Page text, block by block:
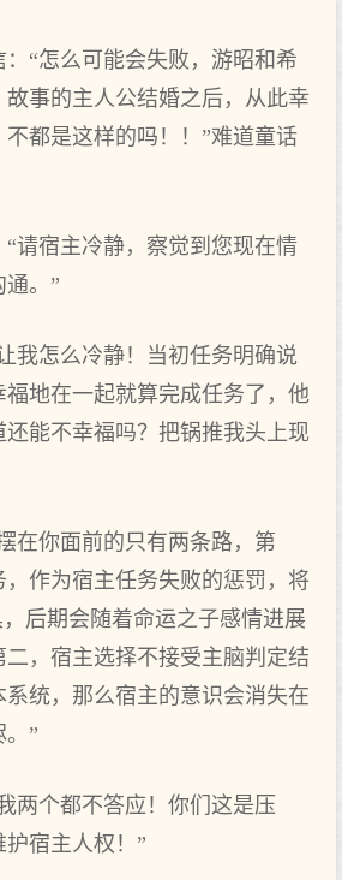
：“怎么可能会失败，游昭和希
事的主人公结婚之后，从此幸
都是这样的吗！！”难道童话
“请宿主冷静，察觉到您现在情
。”
我怎么冷静！当初任务明确说
福地在一起就算完成任务了，他
能不幸福吗？把锅推我头上现
在你面前的只有两条路，第
作为宿主任务失败的惩罚，将
，后期会随着命运之子感情进展
，宿主选择不接受主脑判定结
统，那么宿主的意识会消失在
”
两个都不答应！你们这是压
宿主人权！”